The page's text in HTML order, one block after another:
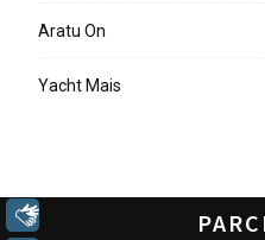
Aratu On
Yacht Mais